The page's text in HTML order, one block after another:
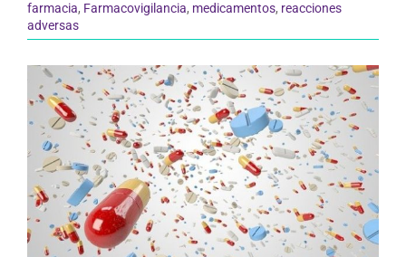
farmacia, Farmacovigilancia, medicamentos, reacciones
adversas
Ver
imagen
más
grande